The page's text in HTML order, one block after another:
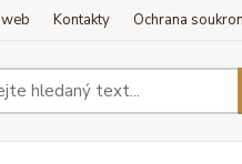
Kontakty Ochrana